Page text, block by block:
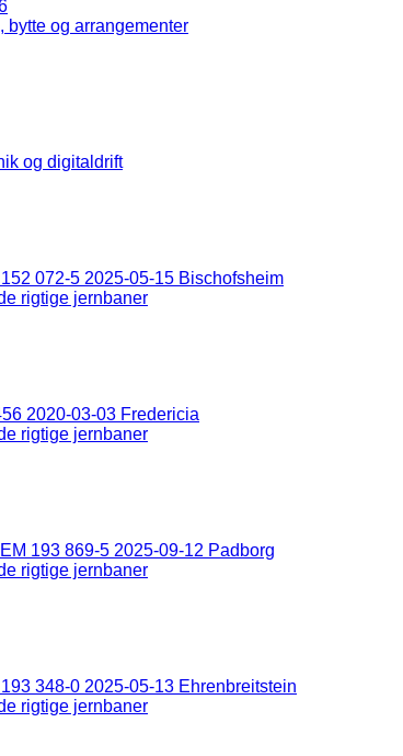
bytte og arrangementer
og digitaldrift
072-5 2025-05-15 Bischofsheim
rigtige jernbaner
2020-03-03 Fredericia
rigtige jernbaner
193 869-5 2025-09-12 Padborg
rigtige jernbaner
348-0 2025-05-13 Ehrenbreitstein
rigtige jernbaner